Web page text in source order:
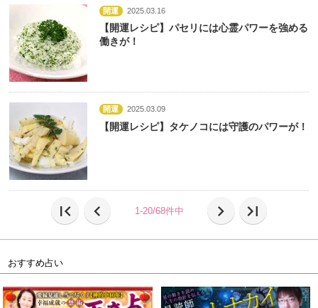
開運 2025.03.16
【開運レシピ】パセリには心霊パワーを強める
働きが！
開運 2025.03.09
【開運レシピ】タケノコには守護のパワーが！
first_page chevron_left 1-20/68件中 chevron_right last_page
おすすめ占い